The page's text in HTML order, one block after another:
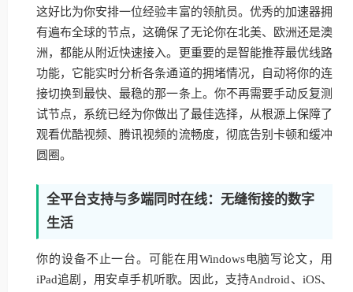
这好比为你安排一位经验丰富的领航员。优秀的加速器拥
有遍布全球的节点，这确保了无论你在北美、欧洲还是澳
洲，都能从附近快速接入。更重要的是智能推荐最优线路
功能，它能实时分析各条通道的拥堵情况，自动将你的连
接切换到最快、最稳的那一条上。你不再需要手动反复测
试节点，系统已经为你做出了最佳选择，从根源上保障了
观看优酷视频、腾讯视频的流畅度，彻底告别卡顿和缓冲
圆圈。
全平台支持与多端同时在线：无缝衔接的数字
生活
你的设备不止一台。可能在用Windows电脑写论文，用
iPad追剧，用安卓手机听歌。因此，支持Android、iOS、